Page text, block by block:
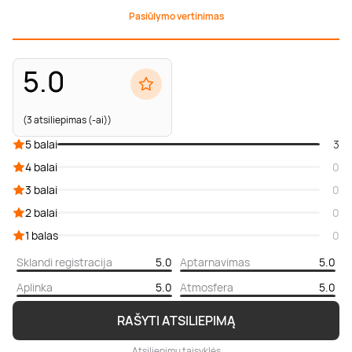
Pasiūlymo vertinimas
5.0
(3 atsiliepimas (-ai))
RAŠYTI ATSILIEPIMĄ
5 balai
3
4 balai
0
3 balai
0
2 balai
0
1 balas
0
Sklandi registracija
5.0 Aptarnavimas
5.0
Aplinka
5.0 Atmosfera 5.0